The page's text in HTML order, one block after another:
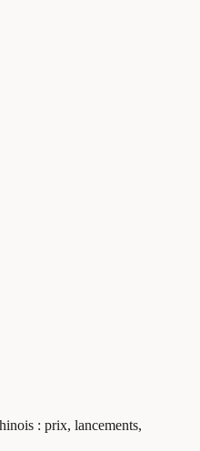
: prix, lancements,